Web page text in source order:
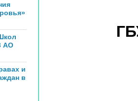
АО
и
в